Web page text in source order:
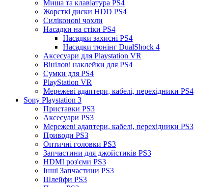
Миша та клавіатура PS4
Жорсткі диски HDD PS4
Силіконові чохли
Насадки на стіки PS4
Насадки захисні PS4
Насадки тюнінг DualShock 4
Аксесуари для Playstation VR
Вінілові наклейки для PS4
Сумки для PS4
PlayStation VR
Мережеві адаптери, кабелі, перехідники PS4
Sony Playstation 3
Приставки PS3
Аксесуари PS3
Мережеві адаптери, кабелі, перехідники PS3
Приводи PS3
Оптичні головки PS3
Запчастини для джойстиків PS3
HDMI роз'єми PS3
Інші Запчастини PS3
Шлейфи PS3